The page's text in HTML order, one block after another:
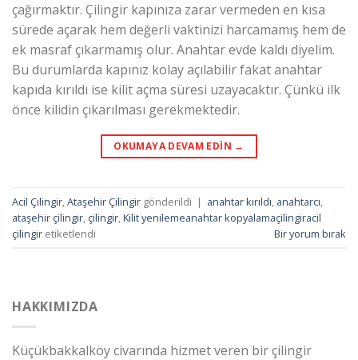
çağırmaktır. Çilingir kapınıza zarar vermeden en kısa
sürede açarak hem değerli vaktinizi harcamamış hem de
ek masraf çıkarmamış olur. Anahtar evde kaldı diyelim.
Bu durumlarda kapınız kolay açılabilir fakat anahtar
kapıda kırıldı ise kilit açma süresi uzayacaktır. Çünkü ilk
önce kilidin çıkarılması gerekmektedir.
OKUMAYA DEVAM EDIN →
Acil Çilingir,Ataşehir Çilingir gönderildi | anahtar kırıldı, anahtarcı,
ataşehir çilingir, çilingir,Kilit yenilemeanahtar kopyalamaçilingiracil
çilingir etiketlendi Bir yorum bırak
HAKKIMIZDA
Küçükbakkalköy civarında hizmet veren bir çilingir